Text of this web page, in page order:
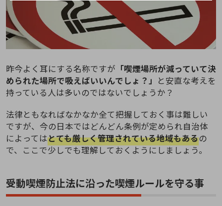
昨今よく耳にする名称ですが 「喫煙場所が減っていて決
められた場所で吸えばいいんでしょ？」 と安直な考えを
持っている人は多いのではないでしょうか？
法律ともなればなかなか全て把握しておく事は難しい
ですが、今の日本ではどんどん条例が定められ自治体
によってはとても厳しく管理されている地域もあるの
で、ここで少しでも理解しておくようにしましょう。
受動喫煙防止法に沿った喫煙ルールを守る事